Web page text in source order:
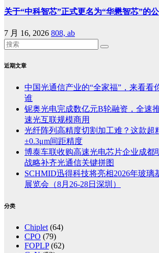
关于“中科智芯”正式更名为“华懋智芯”的
7 月 16, 2026 808, ab
近期文章
中国光通信产业的“全家福”，来看看
谁
铌奥光电完成数亿元B轮融资，全速
速光互联规模商用
光纤阵列高精度切割加工难？这款超
±0.3μm间距精度
博泰车联收购高速光电芯片企业成都
战略补齐光通信关键拼图
SCHMID迅得科技将亮相2026年玻璃
展览会（8月26-28日深圳）
分类
Chiplet (64)
CPO (79)
FOPLP(62)